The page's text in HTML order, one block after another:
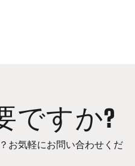
ですか?
お気軽にお問い合わせくだ